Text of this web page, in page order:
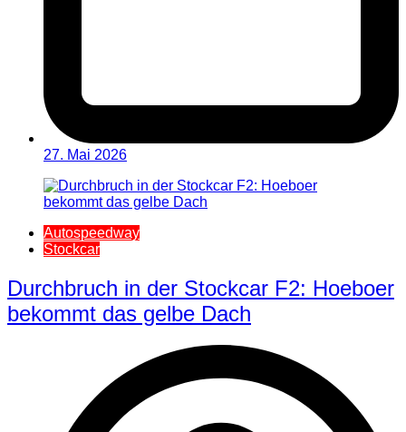
27. Mai 2026
Autospeedway
Stockcar
Durchbruch in der Stockcar F2: Hoeboer
bekommt das gelbe Dach